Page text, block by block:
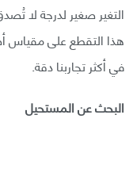
التغير صغير لدرجة لا
هذا التقطع على مقياس
في أكثر تجاربنا دقة.
البحث عن المستحيل